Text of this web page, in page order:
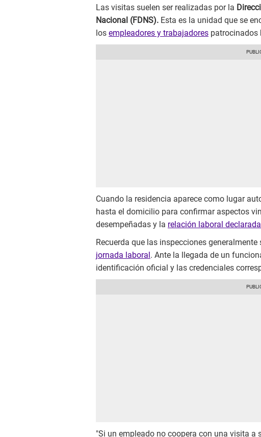
Las visitas suelen ser realizadas por la
Nacional (FDNS). Esta es la unidad que se
los empleadores y trabajadores patrocinados
Cuando la residencia aparece como lugar
hasta el domicilio para confirmar aspectos
desempeñadas y la relación laboral
Recuerda que las inspecciones
jornada laboral . Ante la llegada de un
identificación oficial y las credenciales
"Si un empleado no coopera con una visita